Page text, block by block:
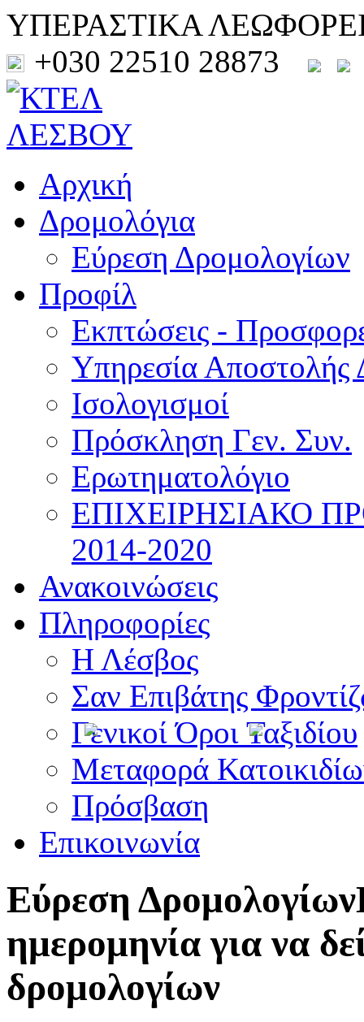
ΥΠΕΡΑΣΤΙΚΑ
+030 22510 28873
Αρχική
Δρομολόγια
Εύρεση Δρομολογίων
Προφίλ
Εκπτώσεις -
Υπηρεσία Αποστολής
Ισολογισμοί
Πρόσκληση Γεν. Συν.
Ερωτηματολόγιο
ΕΠΙΧΕΙΡΗΣΙΑΚΟ
2014-2020
Ανακοινώσεις
Πληροφορίες
Η Λέσβος
Σαν Επιβάτης
Γενικοί Όροι Ταξιδίου
Μεταφορά
Πρόσβαση
Επικοινωνία
Εύρεση Δρομολογίων
ημερομηνία για να
δρομολογίων